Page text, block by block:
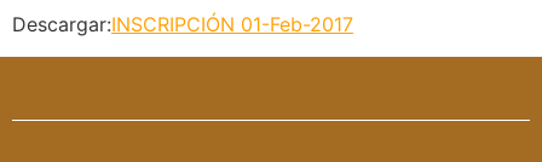
Descargar:INSCRIPCIÓN 01-Feb-2017